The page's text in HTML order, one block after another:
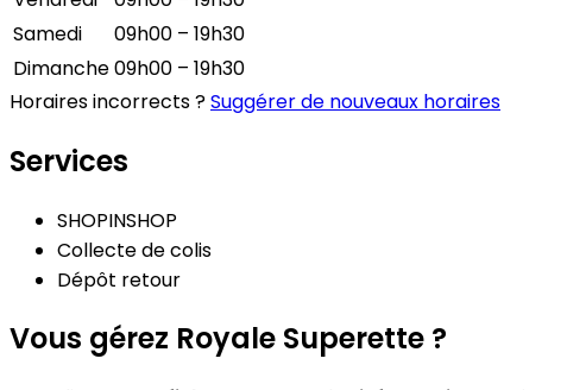
Samedi
09h00 – 19h30
Dimanche09h00 – 19h30
Horaires incorrects ?Suggérer de nouveaux horaires
Services
SHOPINSHOP
Collecte de colis
Dépôt retour
Vous gérez Royale Superette ?